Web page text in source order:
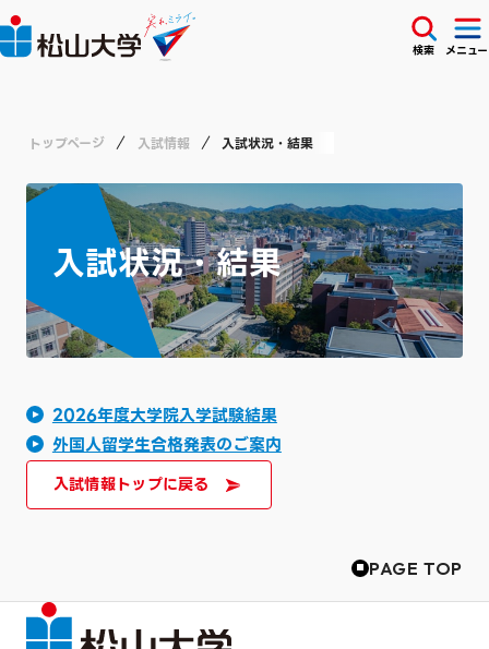
検索 メニュー
トップページ 入試情報 入試状況・結果
入試状況・結果
2026年度大学院入学試験結果
外国人留学生合格発表のご案内
入試情報トップに戻る
PAGE TOP